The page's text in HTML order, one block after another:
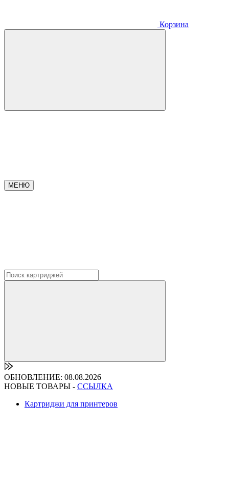
Корзина
МЕНЮ
ОБНОВЛЕНИЕ: 08.08.2026
НОВЫЕ ТОВАРЫ - ССЫЛКА
Картриджи для принтеров